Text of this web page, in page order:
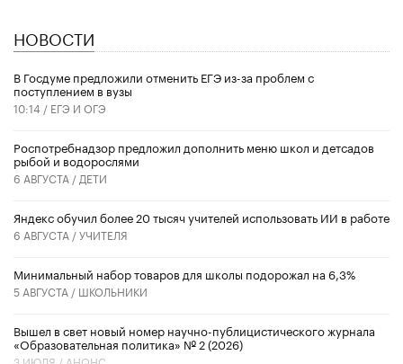
НОВОСТИ
В Госдуме предложили отменить ЕГЭ из-за проблем с
поступлением в вузы
10:14 / ЕГЭ И ОГЭ
Роспотребнадзор предложил дополнить меню школ и детсадов
рыбой и водорослями
6 АВГУСТА / ДЕТИ
​Яндекс обучил более 20 тысяч учителей использовать ИИ в работе
6 АВГУСТА /УЧИТЕЛЯ
Минимальный набор товаров для школы подорожал на 6,3%
5 АВГУСТА / ШКОЛЬНИКИ
Вышел в свет новый номер научно-публицистического журнала
«Образовательная политика» № 2 (2026)